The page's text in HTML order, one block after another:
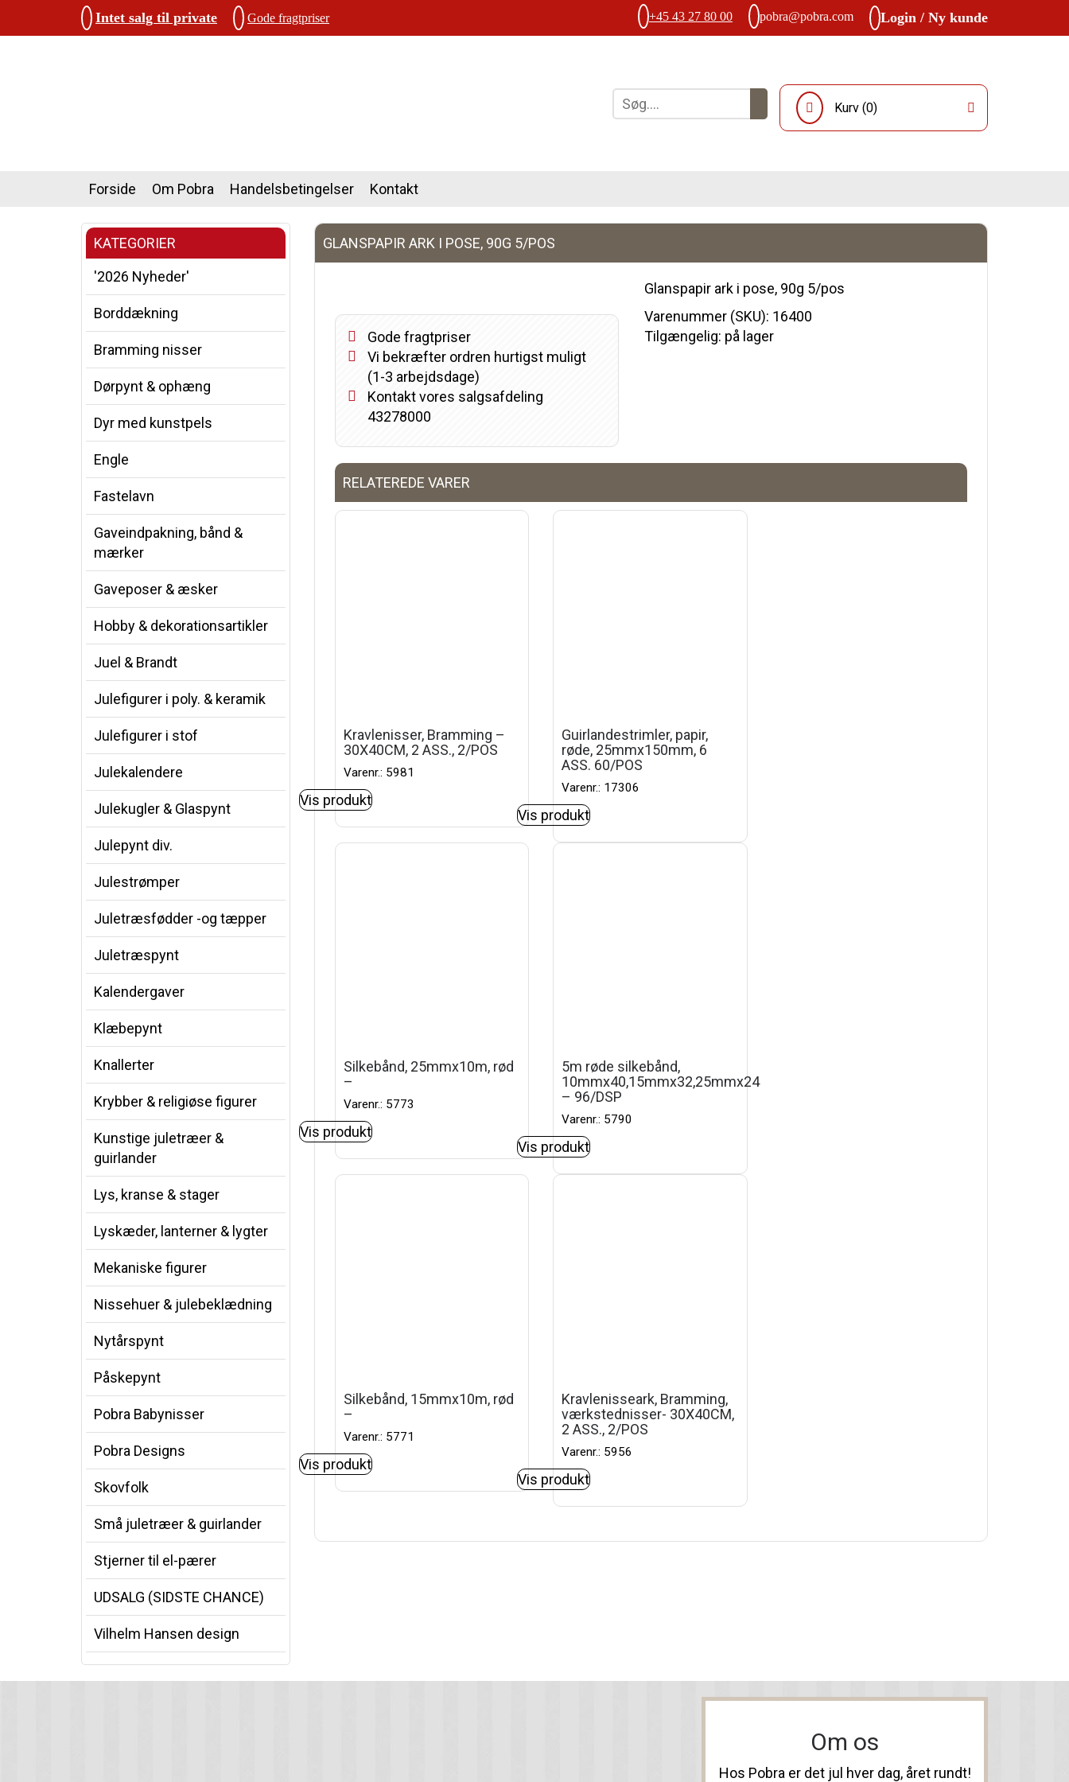
Intet salg til private Gode fragtpriser +45 43 27 80 00 pobra@pobra.com Login / Ny kunde
Kurv (0)
Forside Om Pobra Handelsbetingelser Kontakt
KATEGORIER
'2026 Nyheder'
Borddækning
Bramming nisser
Dørpynt & ophæng
Dyr med kunstpels
Engle
Fastelavn
Gaveindpakning, bånd &
mærker
Gaveposer & æsker
Hobby & dekorationsartikler
Juel & Brandt
Julefigurer i poly. & keramik
Julefigurer i stof
Julekalendere
Julekugler & Glaspynt
Julepynt div.
Julestrømper
Juletræsfødder -og tæpper
Juletræspynt
Kalendergaver
Klæbepynt
Knallerter
Krybber & religiøse figurer
Kunstige juletræer &
guirlander
Lys, kranse & stager
Lyskæder, lanterner & lygter
Mekaniske figurer
Nissehuer & julebeklædning
Nytårspynt
Påskepynt
Pobra Babynisser
Pobra Designs
Skovfolk
Små juletræer & guirlander
Stjerner til el-pærer
UDSALG (SIDSTE CHANCE)
Vilhelm Hansen design
GLANSPAPIR ARK I POSE, 90G 5/POS
Gode fragtpriser
Vi bekræfter ordren hurtigst muligt
(1-3 arbejdsdage)
Kontakt vores salgsafdeling
43278000
Glanspapir ark i pose, 90g 5/pos
Varenummer (SKU): 16400
Tilgængelig: på lager
RELATEREDE VARER
Kravlenisser, Bramming –
30X40CM, 2 ASS., 2/POS
Varenr.: 5981
Vis produkt
Guirlandestrimler, papir,
røde, 25mmx150mm, 6
ASS. 60/POS
Varenr.: 17306
Vis produkt
Silkebånd, 25mmx10m, rød
–
Varenr.: 5773
Vis produkt
5m røde silkebånd,
10mmx40,15mmx32,25mmx24
– 96/DSP
Varenr.: 5790
Vis produkt
Silkebånd, 15mmx10m, rød
–
Varenr.: 5771
Vis produkt
Kravlenisseark, Bramming,
værkstednisser- 30X40CM,
2 ASS., 2/POS
Varenr.: 5956
Vis produkt
Om os
Hos Pobra er det jul hver dag, året rundt!